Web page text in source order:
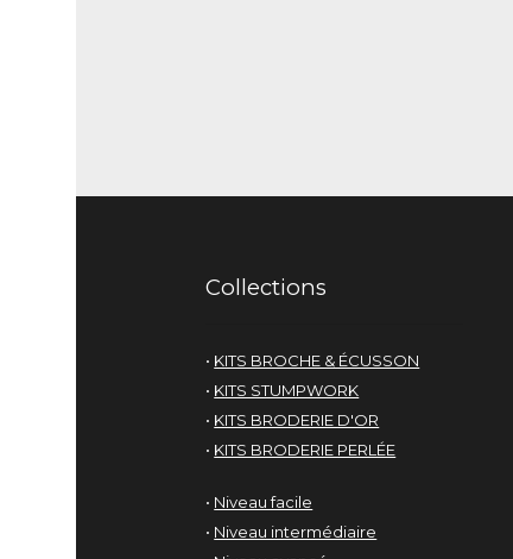
Collections
• KITS BROCHE & ÉCUSSON
• KITS STUMPWORK
• KITS BRODERIE D'OR
• KITS BRODERIE PERLÉE
• Niveau facile
• Niveau intermédiaire